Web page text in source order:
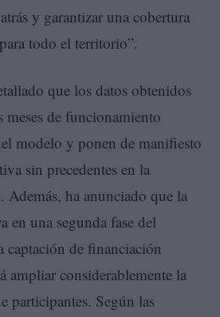
y garantizar una cobertura
todo el territorio”.
que los datos obtenidos
de funcionamiento
modelo y ponen de manifiesto
sin precedentes en la
Además, ha anunciado que la
en una segunda fase del
captación de financiación
ampliar considerablemente la
participantes. Según las